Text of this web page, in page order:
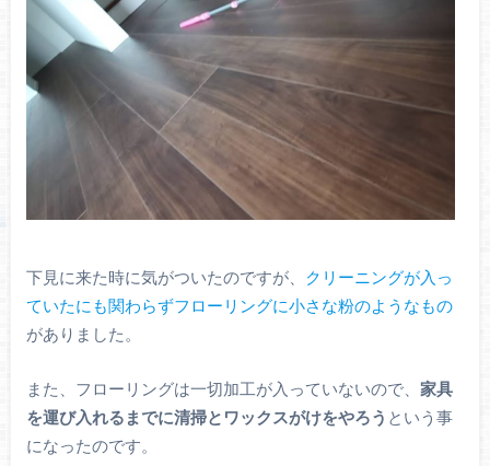
下見に来た時に気がついたのですが、 クリーニングが入っ
ていたにも関わらずフローリングに小さな粉のようなもの
がありました。
また、フローリングは一切加工が入っていないので、 家具
を運び入れるまでに清掃とワックスがけをやろう という事
になったのです。